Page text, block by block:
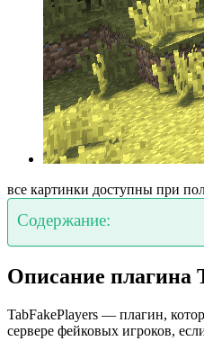
все картинки доступны при
Содержание:
Описание плагина
TabFakePlayers — плагин,
сервере фейковых игроков,